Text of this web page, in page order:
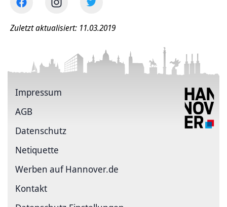
Zuletzt aktualisiert: 11.03.2019
Impressum
AGB
Datenschutz
Netiquette
Werben auf Hannover.de
Kontakt